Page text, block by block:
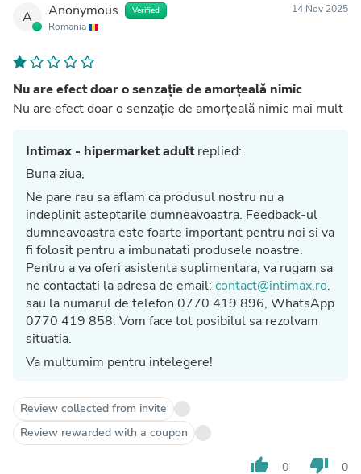
A Anonymous Verified
Romania
14 Nov 2025
Nu are efect doar o senzație de amorțeală nimic
Nu are efect doar o senzație de amorțeală nimic mai mult
Intimax - hipermarket adultreplied:
Buna ziua,
Ne pare rau sa aflam ca produsul nostru nu a
indeplinit asteptarile dumneavoastra. Feedback-ul
dumneavoastra este foarte important pentru noi si va
fi folosit pentru a imbunatati produsele noastre.
Pentru a va oferi asistenta suplimentara, va rugam sa
ne contactati la adresa de email: contact@intimax.ro.
sau la numarul de telefon 0770 419 896, WhatsApp
0770 419 858. Vom face tot posibilul sa rezolvam
situatia.
Va multumim pentru intelegere!
Review collected from invite
Review rewarded with a coupon
thumb_up 0 thumb_down 0